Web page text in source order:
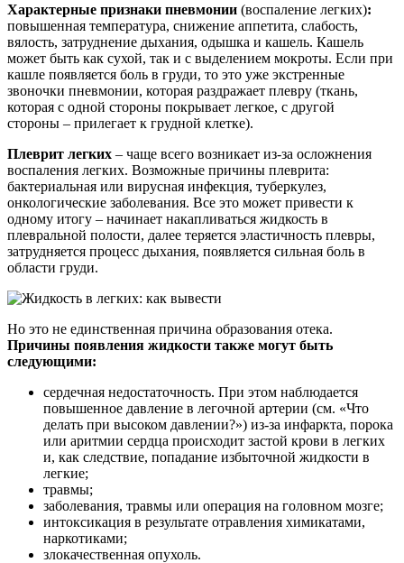
Характерные признаки пневмонии (воспаление легких):
повышенная температура, снижение аппетита, слабость,
вялость, затруднение дыхания, одышка и кашель. Кашель
может быть как сухой, так и с выделением мокроты. Если при
кашле появляется боль в груди, то это уже экстренные
звоночки пневмонии, которая раздражает плевру (ткань,
которая с одной стороны покрывает легкое, с другой
стороны – прилегает к грудной клетке).
Плеврит легких – чаще всего возникает из-за осложнения
воспаления легких. Возможные причины плеврита:
бактериальная или вирусная инфекция, туберкулез,
онкологические заболевания. Все это может привести к
одному итогу – начинает накапливаться жидкость в
плевральной полости, далее теряется эластичность плевры,
затрудняется процесс дыхания, появляется сильная боль в
области груди.
Но это не единственная причина образования отека.
Причины появления жидкости также могут быть
следующими:
сердечная недостаточность. При этом наблюдается
повышенное давление в легочной артерии (см. «Что
делать при высоком давлении?») из-за инфаркта, порока
или аритмии сердца происходит застой крови в легких
и, как следствие, попадание избыточной жидкости в
легкие;
травмы;
заболевания, травмы или операция на головном мозге;
интоксикация в результате отравления химикатами,
наркотиками;
злокачественная опухоль.